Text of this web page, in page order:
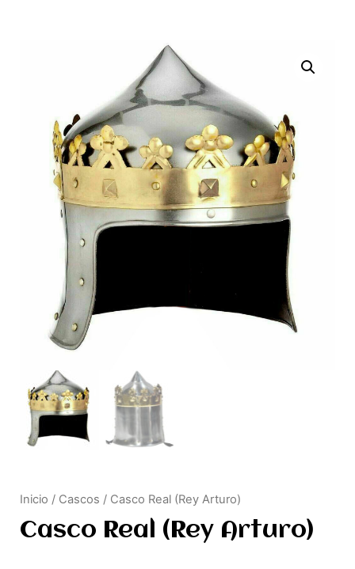
Inicio / Cascos / Casco Real (Rey Arturo)
Casco Real (Rey Arturo)